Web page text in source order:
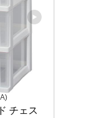
チェス